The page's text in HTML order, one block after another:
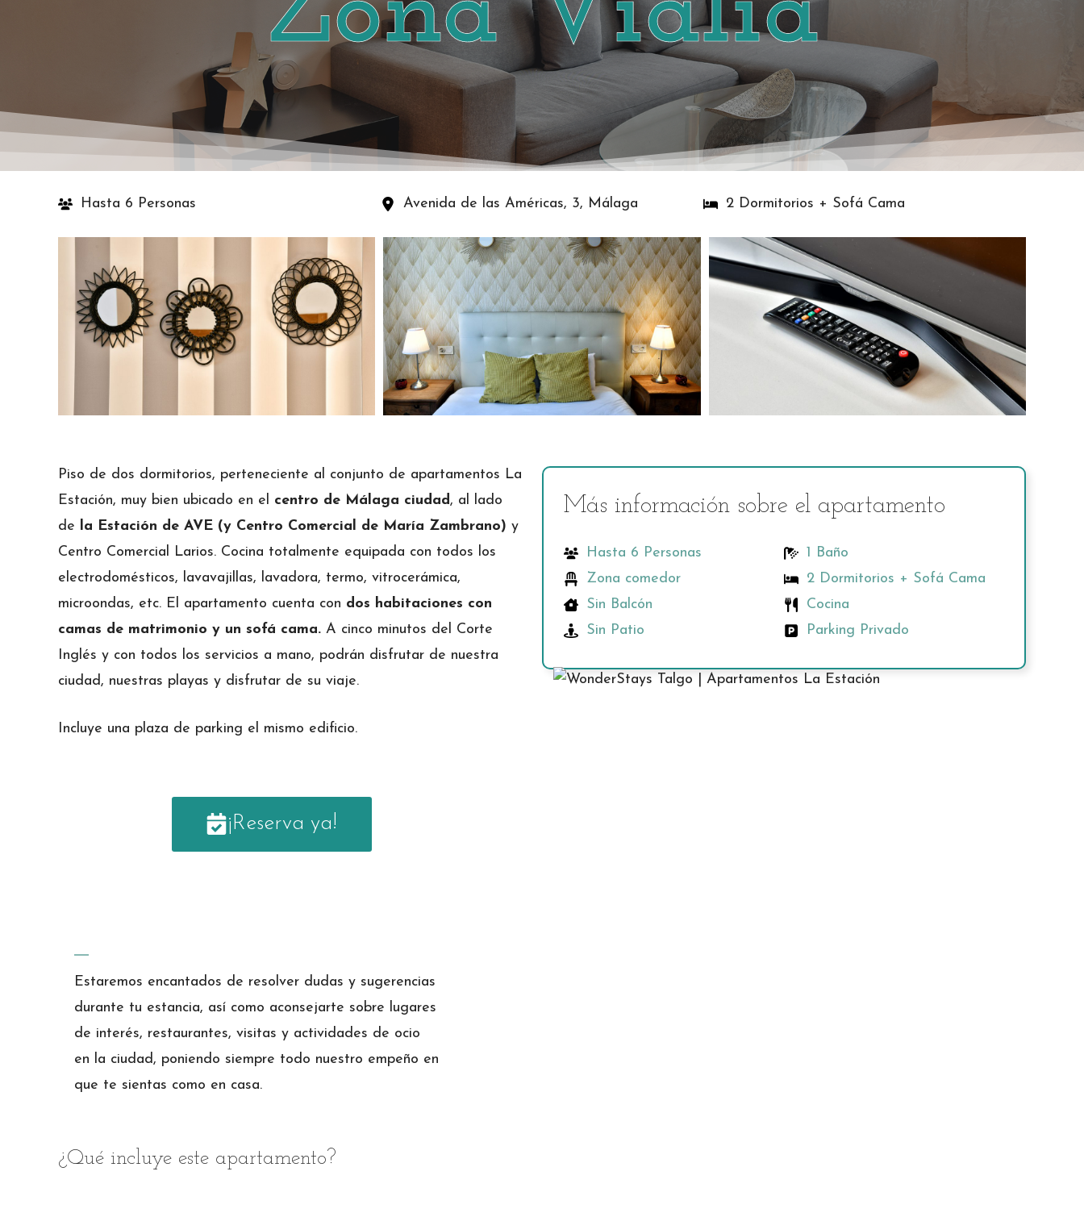
Hasta 6 Personas Avenida de las Américas, 3, Málaga 2 Dormitorios + Sofá Cama
Piso de dos dormitorios, perteneciente al conjunto de apartamentos La
Estación, muy bien ubicado en el centro de Málaga ciudad, al lado
de la Estación de AVE (y Centro Comercial de María Zambrano) y
Centro Comercial Larios. Cocina totalmente equipada con todos los
electrodomésticos, lavavajillas, lavadora, termo, vitrocerámica,
microondas, etc. El apartamento cuenta con dos habitaciones con
camas de matrimonio y un sofá cama. A cinco minutos del Corte
Inglés y con todos los servicios a mano, podrán disfrutar de nuestra
ciudad, nuestras playas y disfrutar de su viaje.
Incluye una plaza de parking el mismo edificio.
Más información sobre el apartamento
Hasta 6 Personas
Zona comedor
Sin Balcón
Sin Patio
1 Baño
2 Dormitorios + Sofá Cama
Cocina
Parking Privado
¡Reserva ya!
Estaremos encantados de resolver dudas y sugerencias
durante tu estancia, así como aconsejarte sobre lugares
de interés, restaurantes, visitas y actividades de ocio
en la ciudad, poniendo siempre todo nuestro empeño en
que te sientas como en casa.
¿Qué incluye este apartamento?